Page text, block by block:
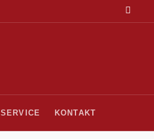
SERVICE KONTAKT